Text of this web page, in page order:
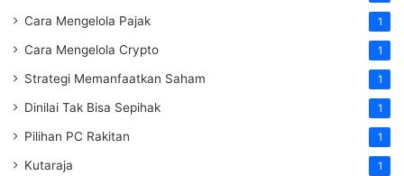
Cara Mengelola Pajak 1
Cara Mengelola Crypto 1
Strategi Memanfaatkan Saham 1
Dinilai Tak Bisa Sepihak 1
Pilihan PC Rakitan 1
Kutaraja 1